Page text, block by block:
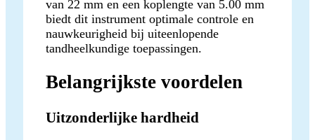
van 22 mm en een koplengte van 5.00 mm
biedt dit instrument optimale controle en
nauwkeurigheid bij uiteenlopende
tandheelkundige toepassingen.
Belangrijkste voordelen
Uitzonderlijke hardheid